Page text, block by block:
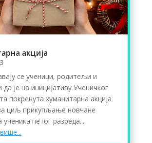
акција
се ученици, родитељи и
да је на иницијативу Ученичког
покренута хуманитарна акција
циљ прикупљање новчане
петог разреда...